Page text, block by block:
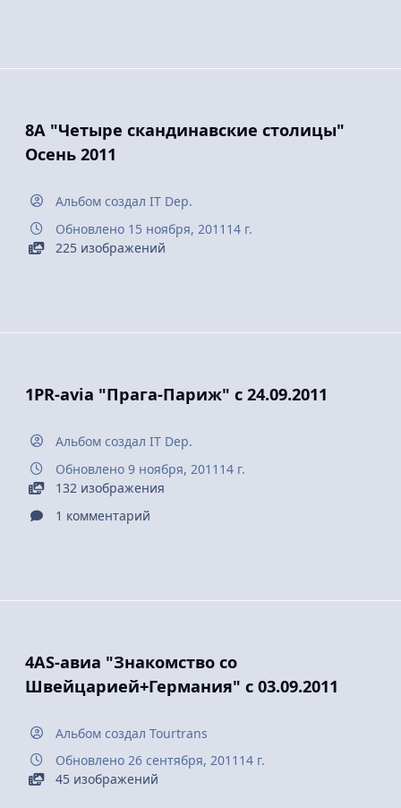
8А "Четыре скандинавские столицы"
Осень 2011
Альбом создал IT Dep.
Обновлено 15 ноября, 2011 14 г.
225 изображений
1PR-avia "Прага-Париж" c 24.09.2011
Альбом создал IT Dep.
Обновлено 9 ноября, 2011 14 г.
132 изображения
1 комментарий
4AS-авиа "Знакомство со
Швейцарией+Германия" с 03.09.2011
Альбом создал Tourtrans
Обновлено 26 сентября, 2011 14 г.
45 изображений